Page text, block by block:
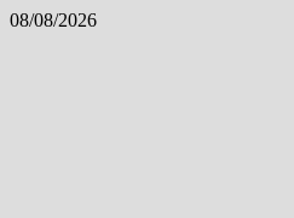
Skip
08/08/2026